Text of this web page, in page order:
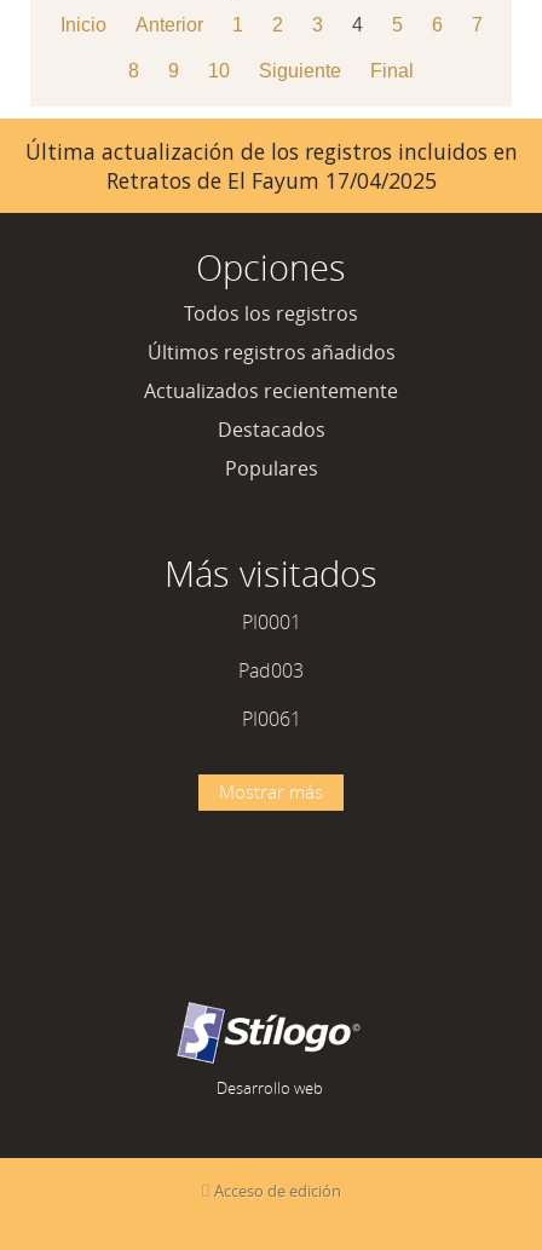
Inicio Anterior 1 2 3 4 5 6 7
8 9 10 Siguiente Final
Última actualización de los registros incluidos en
Retratos de El Fayum 17/04/2025
Opciones
Todos los registros
Últimos registros añadidos
Actualizados recientemente
Destacados
Populares
Más visitados
PI0001
Pad003
PI0061
Mostrar más
Desarrollo web
Acceso de edición